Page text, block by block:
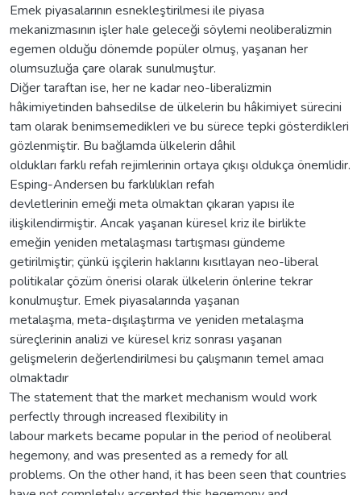
Emek piyasalarının esnekleştirilmesi ile piyasa
mekanizmasının işler hale geleceği söylemi neoliberalizmin
egemen olduğu dönemde popüler olmuş, yaşanan her
olumsuzluğa çare olarak sunulmuştur.
Diğer taraftan ise, her ne kadar neo-liberalizmin
hâkimiyetinden bahsedilse de ülkelerin bu hâkimiyet sürecini
tam olarak benimsemedikleri ve bu sürece tepki gösterdikleri
gözlenmiştir. Bu bağlamda ülkelerin dâhil
oldukları farklı refah rejimlerinin ortaya çıkışı oldukça önemlidir.
Esping-Andersen bu farklılıkları refah
devletlerinin emeği meta olmaktan çıkaran yapısı ile
ilişkilendirmiştir. Ancak yaşanan küresel kriz ile birlikte
emeğin yeniden metalaşması tartışması gündeme
getirilmiştir; çünkü işçilerin haklarını kısıtlayan neo-liberal
politikalar çözüm önerisi olarak ülkelerin önlerine tekrar
konulmuştur. Emek piyasalarında yaşanan
metalaşma, meta-dışılaştırma ve yeniden metalaşma
süreçlerinin analizi ve küresel kriz sonrası yaşanan
gelişmelerin değerlendirilmesi bu çalışmanın temel amacı
olmaktadır
The statement that the market mechanism would work
perfectly through increased flexibility in
labour markets became popular in the period of neoliberal
hegemony, and was presented as a remedy for all
problems. On the other hand, it has been seen that countries